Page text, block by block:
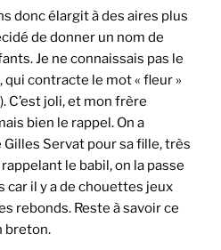
donc élargit à des aires plus
de donner un nom de
Je ne connaissais pas le
, qui contracte le mot « fleur »
C’est joli, et mon frère
bien le rappel. On a
Servat pour sa fille, très
le babil, on la passe
il y a de chouettes jeux
rebonds. Reste à savoir ce
breton.